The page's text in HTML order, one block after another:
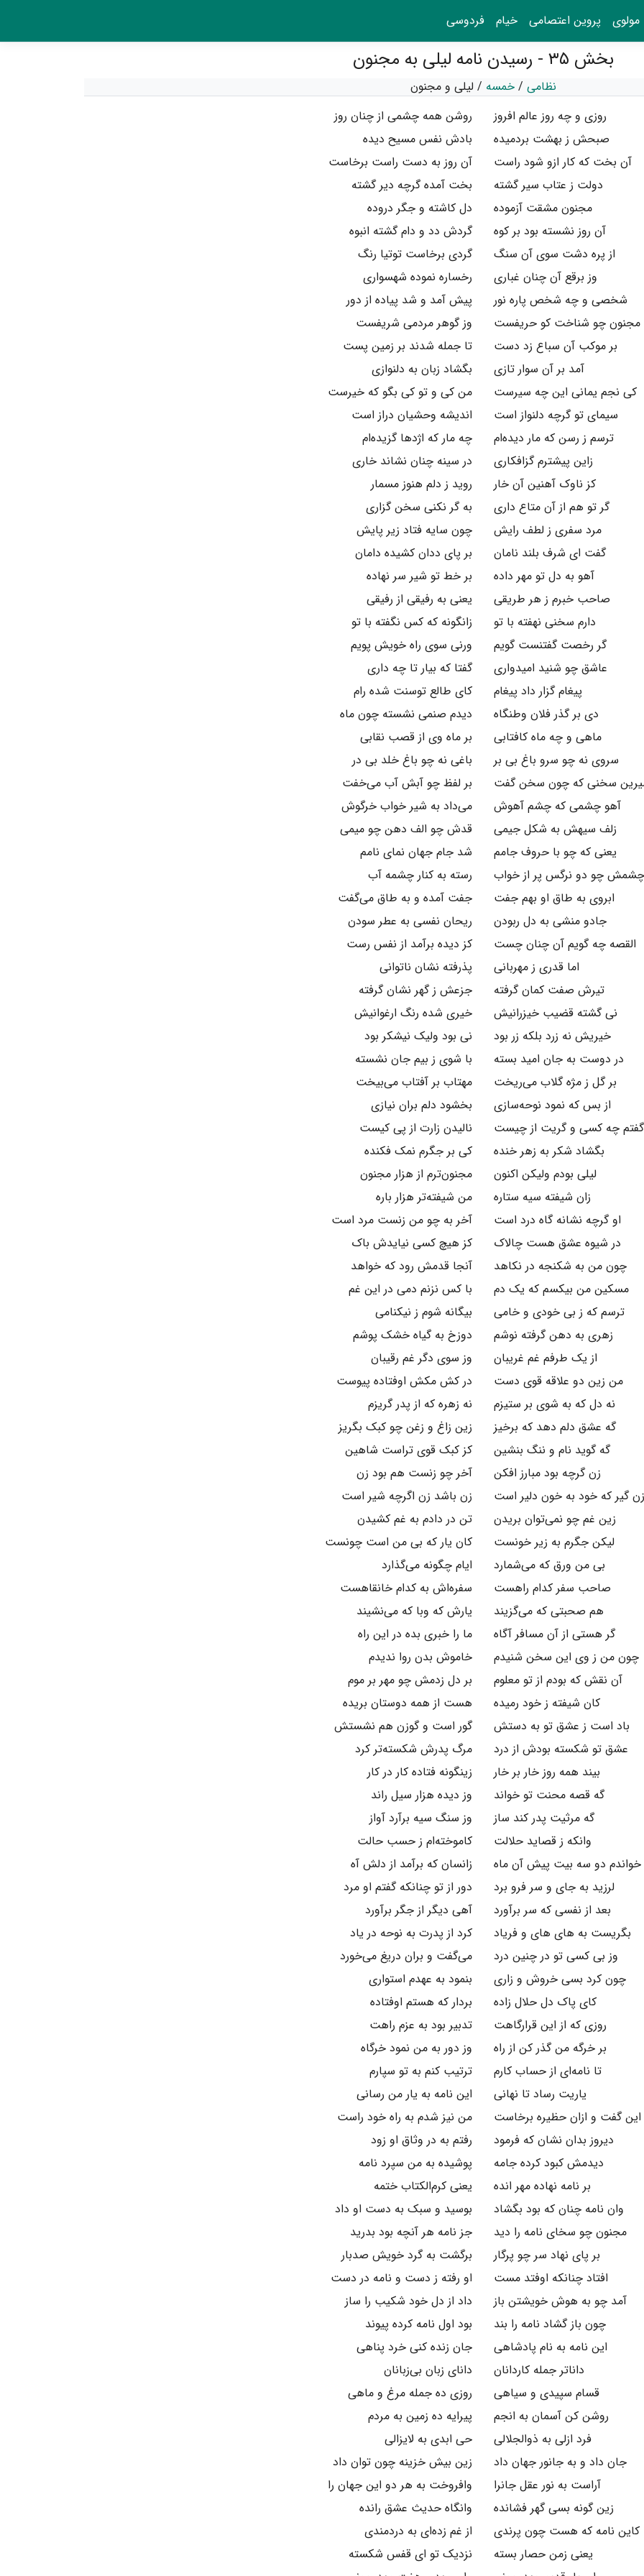
مولوی پروین اعتصامی خیام فردوسی
بخش ۳۵ - رسیدن نامه لیلی به مجنون
نظامی /خمسه / لیلی و مجنون
روزی و چه روز عالم افروز
روشن همه چشمی از چنان روز
صبحش ز بهشت بردمیده
بادش نفس مسیح دیده
آن بخت که کار ازو شود راست
آن روز به دست راست برخاست
دولت ز عتاب سیر گشته
بخت آمده گرچه دیر گشته
مجنون مشقت آزموده
دل کاشته و جگر دروده
آن روز نشسته بود بر کوه
گردش دد و دام گشته انبوه
از پره دشت سوی آن سنگ
گردی برخاست توتیا رنگ
وز برقع آن چنان غباری
رخساره نموده شهسواری
شخصی و چه شخص پاره نور
پیش آمد و شد پیاده از دور
مجنون چو شناخت کو حریفست
وز گوهر مردمی شریفست
بر موکب آن سباع زد دست
تا جمله شدند بر زمین پست
آمد بر آن سوار تازی
بگشاد زبان به دلنوازی
کی نجم یمانی این چه سیرست
من کی و تو کی بگو که خیرست
سیمای تو گرچه دلنواز است
اندیشه وحشیان دراز است
ترسم ز رسن که مار دیده‌ام
چه مار که اژدها گزیده‌ام
زاین پیشترم گزافکاری
در سینه چنان نشاند خاری
کز ناوک آهنین آن خار
روید ز دلم هنوز مسمار
گر تو هم از آن متاع داری
به گر نکنی سخن گزاری
مرد سفری ز لطف رایش
چون سایه فتاد زیر پایش
گفت ای شرف بلند نامان
بر پای ددان کشیده دامان
آهو به دل تو مهر داده
بر خط تو شیر سر نهاده
صاحب خبرم ز هر طریقی
یعنی به رفیقی از رفیقی
دارم سخنی نهفته با تو
زانگونه که کس نگفته با تو
گر رخصت گفتنست گویم
ورنی سوی راه خویش پویم
عاشق چو شنید امیدواری
گفتا که بیار تا چه داری
پیغام گزار داد پیغام
کای طالع توسنت شده رام
دی بر گذر فلان وطنگاه
دیدم صنمی نشسته چون ماه
ماهی و چه ماه کافتابی
بر ماه وی از قصب نقابی
سروی نه چو سرو باغ بی بر
باغی نه چو باغ خلد بی در
سخنی که چون سخن گفت
بر لفظ چو آبش آب می‌خفت
آهو چشمی که چشم آهوش
می‌داد به شیر خواب خرگوش
زلف سیهش به شکل جیمی
قدش چو الف دهن چو میمی
یعنی که چو با حروف جامم
شد جام جهان نمای نامم
چشمش چو دو نرگس پر از خواب
رسته به کنار چشمه آب
ابروی به طاق او بهم جفت
جفت آمده و به طاق می‌گفت
جادو منشی به دل ربودن
ریحان نفسی به عطر سودن
القصه چه گویم آن چنان چست
کز دیده برآمد از نفس رست
اما قدری ز مهربانی
پذرفته نشان ناتوانی
تیرش صفت کمان گرفته
جزعش ز گهر نشان گرفته
نی گشته قضیب خیزرانیش
خیری شده رنگ ارغوانیش
خیریش نه زرد بلکه زر بود
نی بود ولیک نیشکر بود
در دوست به جان امید بسته
با شوی ز بیم جان نشسته
بر گل ز مژه گلاب می‌ریخت
مهتاب بر آفتاب می‌بیخت
از بس که نمود نوحه‌سازی
بخشود دلم بران نیازی
گفتم چه کسی و گریت از چیست
نالیدن زارت از پی کیست
بگشاد شکر به زهر خنده
کی بر جگرم نمک فکنده
لیلی بودم ولیکن اکنون
مجنون‌ترم از هزار مجنون
زان شیفته سیه ستاره
من شیفته‌تر هزار باره
او گرچه نشانه گاه درد است
آخر به چو من زنست مرد است
در شیوه عشق هست چالاک
کز هیچ کسی نیایدش باک
چون من به شکنجه در نکاهد
آنجا قدمش رود که خواهد
مسکین من بیکسم که یک دم
با کس نزنم دمی در این غم
ترسم که ز بی خودی و خامی
بیگانه شوم ز نیکنامی
زهری به دهن گرفته نوشم
دوزخ به گیاه خشک پوشم
از یک طرفم غم غریبان
وز سوی دگر غم رقیبان
من زین دو علاقه قوی دست
در کش مکش اوفتاده پیوست
نه دل که به شوی بر ستیزم
نه زهره که از پدر گریزم
گه عشق دلم دهد که برخیز
زین زاغ و زغن چو کبک بگریز
گه گوید نام و ننگ بنشین
کز کبک قوی تراست شاهین
زن گرچه بود مبارز افکن
آخر چو زنست هم بود زن
زن گیر که خود به خون دلیر است
زن باشد زن اگرچه شیر است
زین غم چو نمی‌توان بریدن
تن در دادم به غم کشیدن
لیکن جگرم به زیر خونست
کان یار که بی من است چونست
بی من ورق که می‌شمارد
ایام چگونه می‌گذارد
صاحب سفر کدام راهست
سفره‌اش به کدام خانقاهست
هم صحبتی که می‌گزیند
یارش که وبا که می‌نشیند
گر هستی از آن مسافر آگاه
ما را خبری بده در این راه
چون من ز وی این سخن شنیدم
خاموش بدن روا ندیدم
آن نقش که بودم از تو معلوم
بر دل زدمش چو مهر بر موم
کان شیفته ز خود رمیده
هست از همه دوستان بریده
باد است ز عشق تو به دستش
گور است و گوزن هم نشستش
عشق تو شکسته بودش از درد
مرگ پدرش شکسته‌تر کرد
بیند همه روز خار بر خار
زینگونه فتاده کار در کار
گه قصه محنت تو خواند
وز دیده هزار سیل راند
گه مرثیت پدر کند ساز
وز سنگ سیه برآرد آواز
وانکه ز قصاید حلالت
کاموخته‌ام ز حسب حالت
خواندم دو سه بیت پیش آن ماه
زانسان که برآمد از دلش آه
لرزید به جای و سر فرو برد
دور از تو چنانکه گفتم او مرد
بعد از نفسی که سر برآورد
آهی دیگر از جگر برآورد
بگریست به های های و فریاد
کرد از پدرت به نوحه در یاد
وز بی کسی تو در چنین درد
می‌گفت و بران دریغ می‌خورد
چون کرد بسی خروش و زاری
بنمود به عهدم استواری
کای پاک دل حلال زاده
بردار که هستم اوفتاده
روزی که از این قرارگاهت
تدبیر بود به عزم راهت
بر خرگه من گذر کن از راه
وز دور به من نمود خرگاه
تا نامه‌ای از حساب کارم
ترتیب کنم به تو سپارم
یاریت رساد تا نهانی
این نامه به یار من رسانی
این گفت و ازان حظیره برخاست
من نیز شدم به راه خود راست
دیروز بدان نشان که فرمود
رفتم به در وثاق او زود
دیدمش کبود کرده جامه
پوشیده به من سپرد نامه
بر نامه نهاده مهر انده
یعنی کرم‌الکتاب ختمه
وان نامه چنان که بود بگشاد
بوسید و سبک به دست او داد
مجنون چو سخای نامه را دید
جز نامه هر آنچه بود بدرید
بر پای نهاد سر چو پرگار
برگشت به گرد خویش صدبار
افتاد چنانکه اوفتد مست
او رفته ز دست و نامه در دست
آمد چو به هوش خویشتن باز
داد از دل خود شکیب را ساز
چون باز گشاد نامه را بند
بود اول نامه کرده پیوند
این نامه به نام پادشاهی
جان زنده کنی خرد پناهی
داناتر جمله کاردانان
دانای زبان بی‌زبانان
قسام سپیدی و سیاهی
روزی ده جمله مرغ و ماهی
روشن کن آسمان به انجم
پیرایه ده زمین به مردم
فرد ازلی به ذوالجلالی
حی ابدی به لایزالی
جان داد و به جانور جهان داد
زین بیش خزینه چون توان داد
آراست به نور عقل جانرا
وافروخت به هر دو این جهان را
زین گونه بسی گهر فشانده
وانگاه حدیث عشق رانده
کاین نامه که هست چون پرندی
از غم زده‌ای به دردمندی
یعنی زمن حصار بسته
نزدیک تو ای قفس شکسته